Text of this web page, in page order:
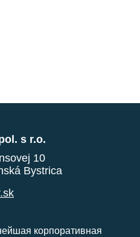
s r.o.
10
Bystrica
корпоративная